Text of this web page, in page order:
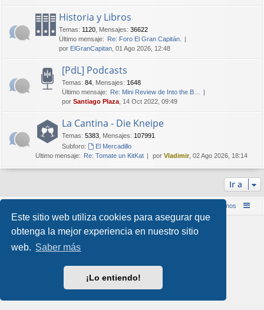
Este sitio web utiliza cookies para asegurar que
obtenga la mejor experiencia en nuestro sitio
web. Saber más
¡Lo entiendo!
Historia y Libros
Temas: 1120 Mensajes: 36622
Último mensaje: Re: Foro El Gran Capitán.
por ElGranCapitan , 01 Ago 2026, 12:48
[PdL] Podcasts
Temas: 84 Mensajes: 1648
Último mensaje: Re: Mini Review de Into the B…
por Santiago Plaza , 14 Oct 2022, 09:49
La Cantina - Die Kneipe
Temas: 5383 Mensajes: 107991
Subforo:
El Mercadillo
Último mensaje: Re: Tomate un KitKat por Vladimir, 02 Ago 2026, 18:14
Ir a
Contáctenos
Style porArty & halilesen
Traducción al español por